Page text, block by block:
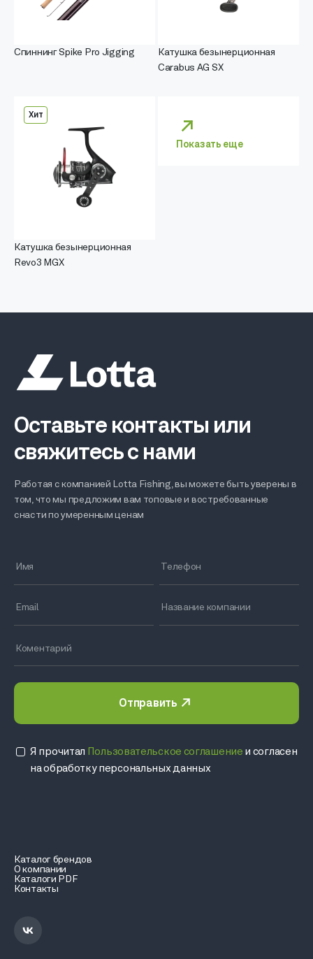
Спиннинг Spike Pro Jigging
Катушка безынерционная
Carabus AG SX
Хит
Катушка безынерционная
Revo3 MGX
Показать еще
Каталог брендов
О компании
Каталоги PDF
Контакты
Оставьте контакты или
свяжитесь с нами
Работая с компанией Lotta Fishing, вы можете быть уверены в
том, что мы предложим вам топовые и востребованные
снасти по умеренным ценам
Отправить
Я прочитал Пользовательское соглашение и согласен
на обработку персональных данных